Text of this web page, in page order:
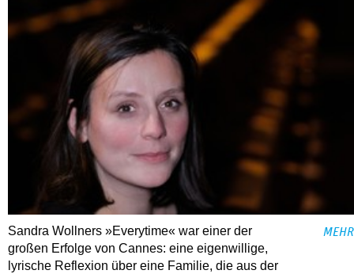
Sandra Wollners »Everytime« war einer der
großen Erfolge von Cannes: eine eigenwillige,
lyrische Reflexion über eine ­Familie, die aus der
MEHR